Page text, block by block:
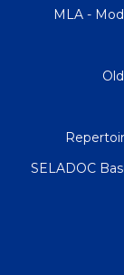
MLA -
SELADOC